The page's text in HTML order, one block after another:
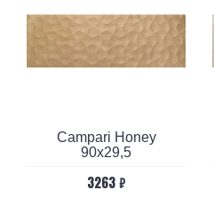
Campari Honey
90x29,5
3263 ₽